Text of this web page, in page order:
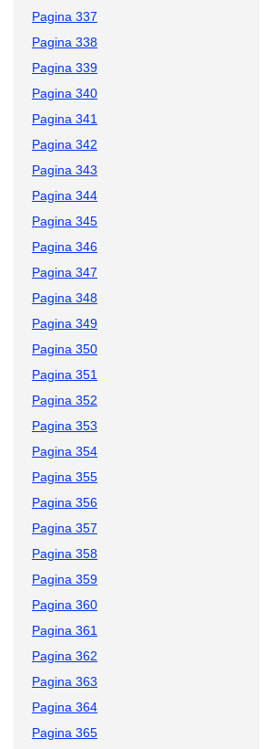
Pagina 337
Pagina 338
Pagina 339
Pagina 340
Pagina 341
Pagina 342
Pagina 343
Pagina 344
Pagina 345
Pagina 346
Pagina 347
Pagina 348
Pagina 349
Pagina 350
Pagina 351
Pagina 352
Pagina 353
Pagina 354
Pagina 355
Pagina 356
Pagina 357
Pagina 358
Pagina 359
Pagina 360
Pagina 361
Pagina 362
Pagina 363
Pagina 364
Pagina 365